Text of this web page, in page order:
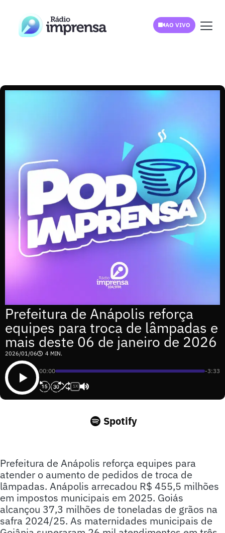
AO VIVO
Prefeitura de Anápolis reforça
equipes para troca de lâmpadas e
mais deste 06 de janeiro de 2026
2026/01/06 4 MIN.
00:00 -3:33
1X
Spotify
Prefeitura de Anápolis reforça equipes para
atender o aumento de pedidos de troca de
lâmpadas. Anápolis arrecadou R$ 455,5 milhões
em impostos municipais em 2025. Goiás
alcançou 37,3 milhões de toneladas de grãos na
safra 2024/25. As maternidades municipais de